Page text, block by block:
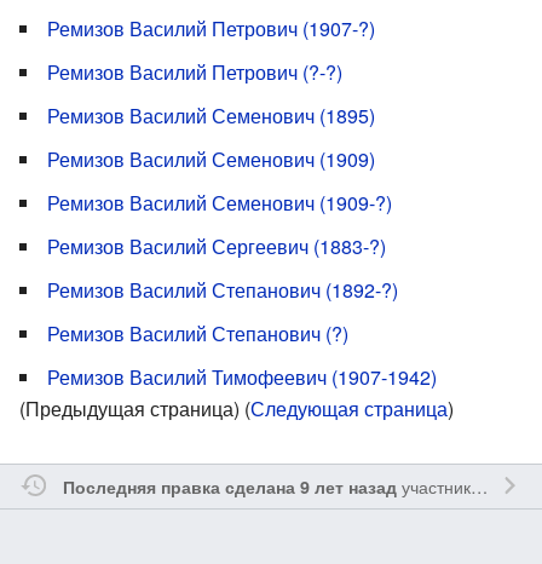
Ремизов Василий Петрович (1907-?)
Ремизов Василий Петрович (?-?)
Ремизов Василий Семенович (1895)
Ремизов Василий Семенович (1909)
Ремизов Василий Семенович (1909-?)
Ремизов Василий Сергеевич (1883-?)
Ремизов Василий Степанович (1892-?)
Ремизов Василий Степанович (?)
Ремизов Василий Тимофеевич (1907-1942)
(Предыдущая страница) (Следующая страница)
Последняя правка сделана 9 лет назадучастником